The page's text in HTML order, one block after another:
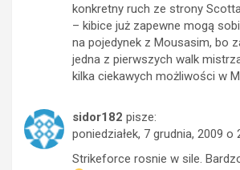
konkretny ruch ze strony
– kibice już zapewne mogą
na pojedynek z Mousasim, bo
jedna z pierwszych walk
kilka ciekawych możliwości w
sidor182 pisze:
poniedziałek, 7 grudnia, 2009 o
Strikeforce rosnie w sile.